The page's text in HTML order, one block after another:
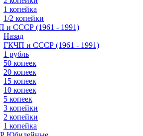
1 копейка
1/2 копейки
и СССР (1961 - 1991)
Назад
ГКЧП и СССР (1961 - 1991)
1 рубль
50 копеек
20 копеек
15 копеек
10 копеек
5 копеек
3 копейки
2 копейки
1 копейка